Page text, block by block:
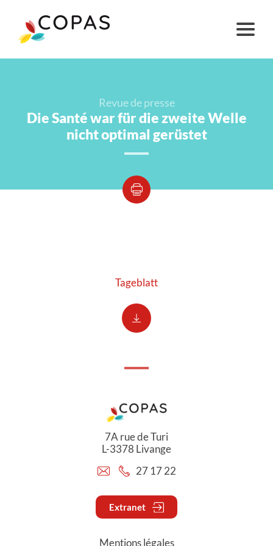
Revue de presse
Die Santé war für die zweite Welle
nicht optimal gerüstet
Tageblatt
7A rue de Turi
L-3378 Livange
27 17 22
Extranet
Mentions légales